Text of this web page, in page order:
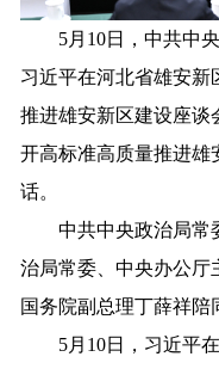
5月10日，中共中央
习近平在河北省雄安新
推进雄安新区建设座谈
开高标准高质量推进雄
话。
中共中央政治局常
治局常委、中央办公厅
国务院副总理丁薛祥陪
5月10日，习近平在